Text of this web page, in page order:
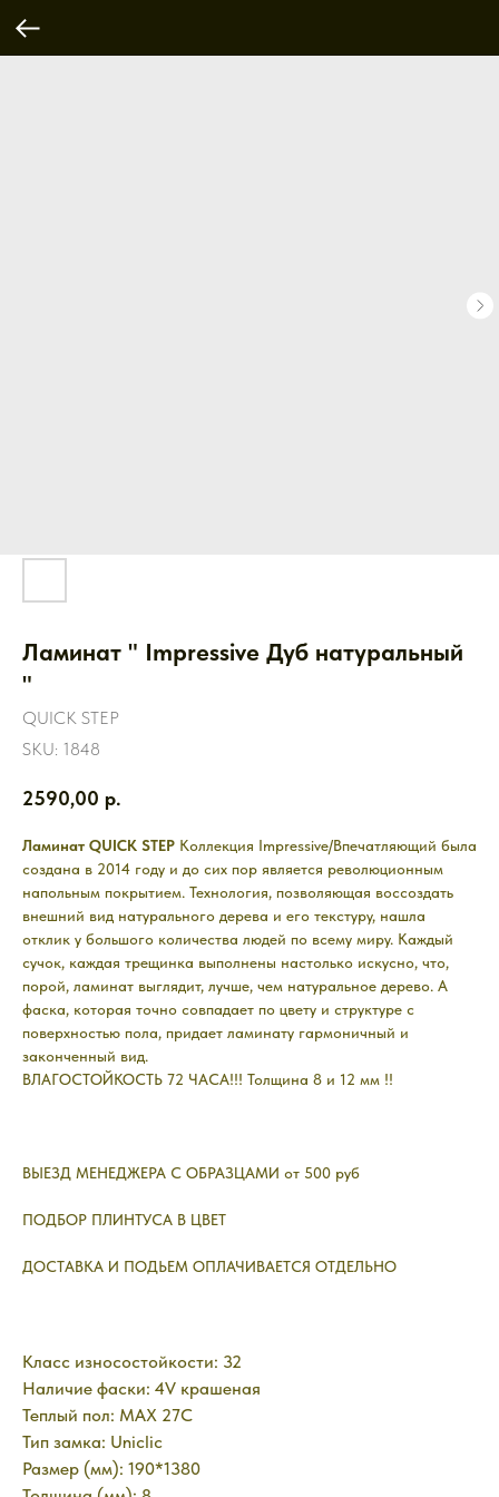
Ламинат " Impressive Дуб натуральный
"
QUICK STEP
SKU: 1848
2590,00 р.
Ламинат QUICK STEP Коллекция Impressive/Впечатляющий была
создана в 2014 году и до сих пор является революционным
напольным покрытием. Технология, позволяющая воссоздать
внешний вид натурального дерева и его текстуру, нашла
отклик у большого количества людей по всему миру. Каждый
сучок, каждая трещинка выполнены настолько искусно, что,
порой, ламинат выглядит, лучше, чем натуральное дерево. А
фаска, которая точно совпадает по цвету и структуре с
поверхностью пола, придает ламинату гармоничный и
законченный вид.
ВЛАГОСТОЙКОСТЬ 72 ЧАСА!!! Толщина 8 и 12 мм !!
ВЫЕЗД МЕНЕДЖЕРА С ОБРАЗЦАМИ от 500 руб
ПОДБОР ПЛИНТУСА В ЦВЕТ
ДОСТАВКА И ПОДЬЕМ ОПЛАЧИВАЕТСЯ ОТДЕЛЬНО
Класс износостойкости: 32
Наличие фаски: 4V крашеная
Теплый пол: MAX 27C
Тип замка: Uniclic
Размер (мм): 190*1380